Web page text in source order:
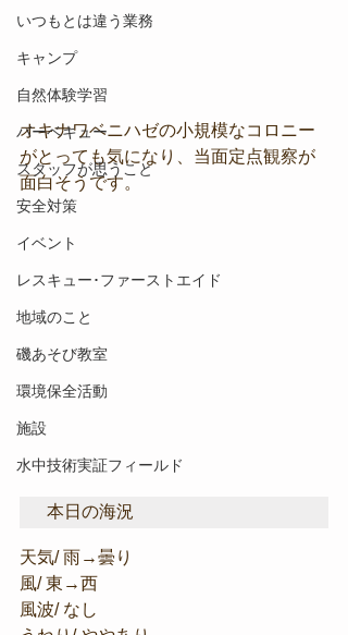
いつもとは違う業務
キャンプ
自然体験学習
バーベキュー
スタッフが思うこと
安全対策
イベント
レスキュー･ファーストエイド
地域のこと
磯あそび教室
環境保全活動
施設
水中技術実証フィールド
オキナワベニハゼの小規模なコロニー
がとっても気になり、当面定点観察が
面白そうです。
本日の海況
天気/ 雨→曇り
風/ 東→西
風波/ なし